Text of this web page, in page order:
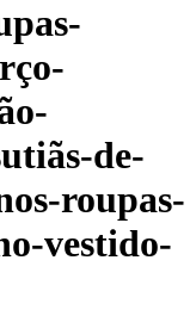
de-
roupas-
vestido-